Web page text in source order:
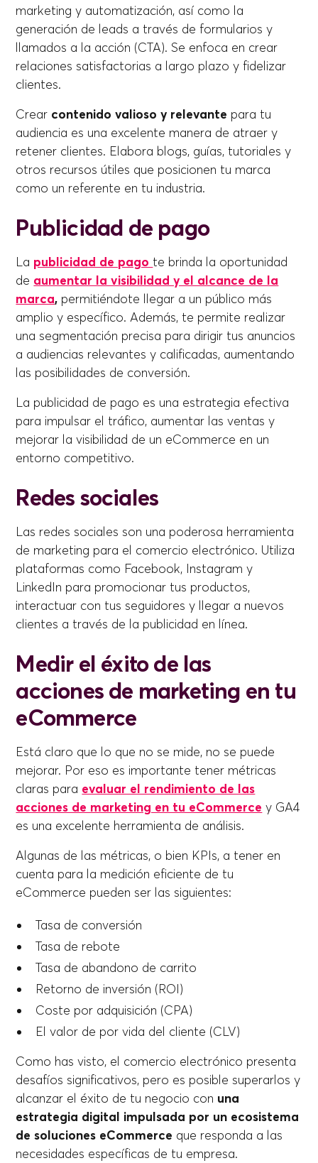
marketing y automatización, así como la
generación de leads a través de formularios y
llamados a la acción (CTA). Se enfoca en crear
relaciones satisfactorias a largo plazo y fidelizar
clientes.
Crear contenido valioso y relevante para tu
audiencia es una excelente manera de atraer y
retener clientes. Elabora blogs, guías, tutoriales y
otros recursos útiles que posicionen tu marca
como un referente en tu industria.
Publicidad de pago
La publicidad de pago te brinda la oportunidad
de aumentar la visibilidad y el alcance de la
marca, permitiéndote llegar a un público más
amplio y específico. Además, te permite realizar
una segmentación precisa para dirigir tus anuncios
a audiencias relevantes y calificadas, aumentando
las posibilidades de conversión.
La publicidad de pago es una estrategia efectiva
para impulsar el tráfico, aumentar las ventas y
mejorar la visibilidad de un eCommerce en un
entorno competitivo.
Redes sociales
Las redes sociales son una poderosa herramienta
de marketing para el comercio electrónico. Utiliza
plataformas como Facebook, Instagram y
LinkedIn para promocionar tus productos,
interactuar con tus seguidores y llegar a nuevos
clientes a través de la publicidad en línea.
Medir el éxito de las
acciones de marketing en tu
eCommerce
Está claro que lo que no se mide, no se puede
mejorar. Por eso es importante tener métricas
claras para evaluar el rendimiento de las
acciones de marketing en tu eCommerce y GA4
es una excelente herramienta de análisis.
Algunas de las métricas, o bien KPIs, a tener en
cuenta para la medición eficiente de tu
eCommerce pueden ser las siguientes:
Tasa de conversión
Tasa de rebote
Tasa de abandono de carrito
Retorno de inversión (ROI)
Coste por adquisición (CPA)
El valor de por vida del cliente (CLV)
Como has visto, el comercio electrónico presenta
desafíos significativos, pero es posible superarlos y
alcanzar el éxito de tu negocio con una
estrategia digital impulsada por un ecosistema
de soluciones eCommerce que responda a las
necesidades específicas de tu empresa.